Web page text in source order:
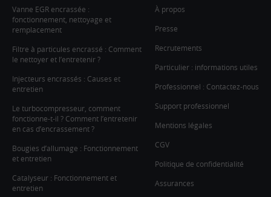
Vanne EGR encrassée :
fonctionnement, nettoyage et
remplacement
Filtre à particules encrassé : Comment
le nettoyer et l’entretenir ?
Injecteurs encrassés : Causes et
entretien
Le turbocompresseur, comment
fonctionne-t-il ? Comment l’entretenir
en cas d’encrassement ?
Bougies d’allumage : Fonctionnement
et entretien
Catalyseur : Fonctionnement et
entretien
À propos
Presse
Recrutements
Particulier : informations utiles
Professionnel : Contactez-nous
Support professionnel
Mentions légales
CGV
Politique de confidentialité
Assurances